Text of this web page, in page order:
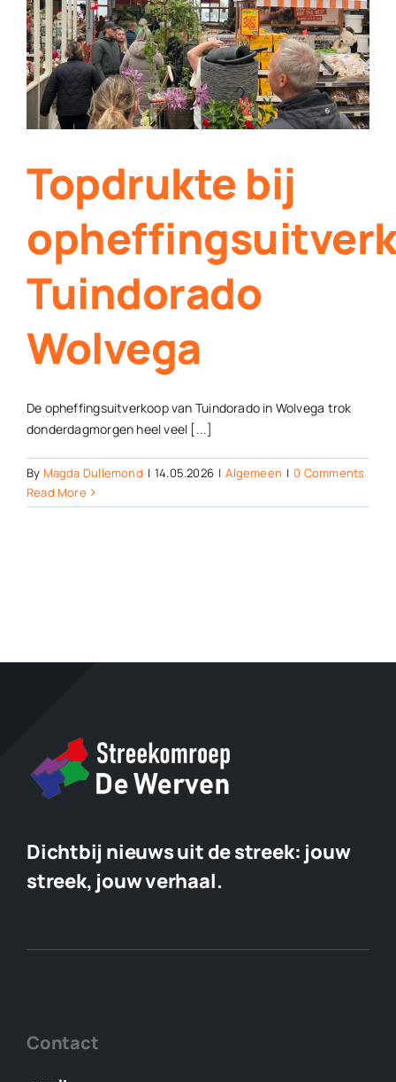
Contact
Plaats je eigen nieuws
Topdrukte bij
Tuindorado
Wolvega
De opheffingsuitverkoop van Tuindorado in Wolvega trok
donderdagmorgen heel veel [...]
By Magda Dullemond | 14.05.2026 | Algemeen | 0 Comments
Read More
Dichtbij nieuws uit de streek: jouw
streek, jouw verhaal.
Contact